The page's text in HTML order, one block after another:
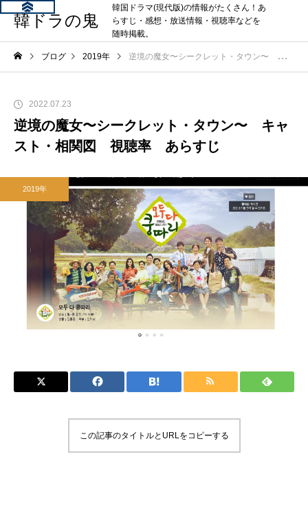
韓ドラの鬼
韓国ドラマ(現代版)の情報がたくさん！あ
らすじ・感想・放送情報・視聴率などを
随時掲載。
ブログ 2019年 逆境の魔女〜シークレット・タウン〜 キャスト・相関図 視聴率 あらすじ
2022.07.23
逆境の魔女〜シークレット・タウン〜 キャ
スト・相関図 視聴率 あらすじ
2019年
この記事のタイトルとURLをコピーする